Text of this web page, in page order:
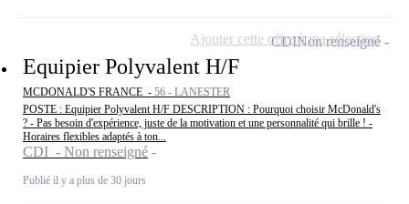
Equipier Polyvalent H/F
MCDONALD'S FRANCE - 56 - LANESTER
POSTE : Equipier Polyvalent H/F DESCRIPTION : Pourquoi choisir McDonald's
? - Pas besoin d'expérience, juste de la motivation et une personnalité qui brille ! -
Horaires flexibles adaptés à ton...
CDI - Non renseigné
Publié il y a plus de 30 jours
CDINon renseigné
Ajouter cette offre à ma sélection